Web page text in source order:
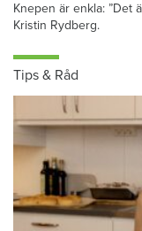
Knepen är enkla: ”Det
Kristin Rydberg.
Tips & Råd